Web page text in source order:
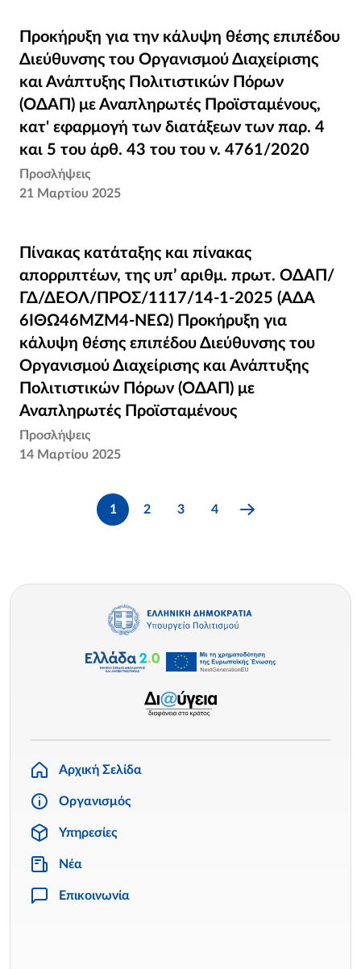
Προκήρυξη για την κάλυψη θέσης επιπέδου
Διεύθυνσης του Οργανισμού Διαχείρισης και
Ανάπτυξης Πολιτιστικών Πόρων (ΟΔΑΠ) με
Αναπληρωτές Προϊσταμένους, κατ'
εφαρμογή των διατάξεων των παρ. 4 και 5
του άρθ. 43 του του ν. 4761/2020
Προκήρυξη για την κάλυψη θέσης επιπέδου
Διεύθυνσης του Οργανισμού Διαχείρισης
και Ανάπτυξης Πολιτιστικών Πόρων
(ΟΔΑΠ) με Αναπληρωτές Προϊσταμένους,
κατ' εφαρμογή των διατάξεων των παρ. 4
και 5 του άρθ. 43 του του ν. 4761/2020
Προσλήψεις
21 Μαρτίου 2025
Πίνακας κατάταξης και πίνακας
απορριπτέων, της υπ’ αριθμ. πρωτ. ΟΔΑΠ/
ΓΔ/ΔΕΟΛ/ΠΡΟΣ/1117/14-1-2025 (ΑΔΑ
6ΙΘΩ46ΜΖΜ4-ΝΕΩ) Προκήρυξη για κάλυψη
θέσης επιπέδου Διεύθυνσης του Οργανισμού
Διαχείρισης και Ανάπτυξης Πολιτιστικών
Πόρων (ΟΔΑΠ) με Αναπληρωτές
Προϊσταμένους
Πίνακας κατάταξης και πίνακας
απορριπτέων, της υπ’ αριθμ. πρωτ. ΟΔΑΠ/
ΓΔ/ΔΕΟΛ/ΠΡΟΣ/1117/14-1-2025 (ΑΔΑ
6ΙΘΩ46ΜΖΜ4-ΝΕΩ) Προκήρυξη για
κάλυψη θέσης επιπέδου Διεύθυνσης του
Οργανισμού Διαχείρισης και Ανάπτυξης
Πολιτιστικών Πόρων (ΟΔΑΠ) με
Αναπληρωτές Προϊσταμένους
Προσλήψεις
14 Μαρτίου 2025
1 2 3 4
Αρχική Σελίδα
Οργανισμός
Υπηρεσίες
Νέα
Επικοινωνία